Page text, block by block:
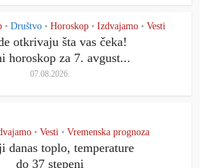
• Društvo • Horoskop • Izdvajamo • Vesti
otkrivaju šta vas čeka!
horoskop za 7. avgust...
07.08.2026.
• Vesti • Vremenska prognoza
danas toplo, temperature
do 37 stepeni